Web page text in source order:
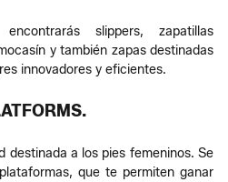
slippers, zapatillas
y también zapas destinadas
innovadores y eficientes.
destinada a los pies femeninos. Se
que te permiten ganar